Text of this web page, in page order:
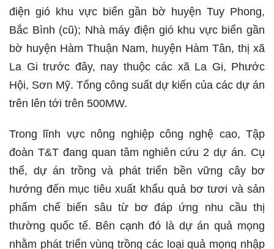
điện gió khu vực biển gần bờ huyện Tuy Phong,
Bắc Bình (cũ); Nhà máy điện gió khu vực biển gần
bờ huyện Hàm Thuận Nam, huyện Hàm Tân, thị xã
La Gi trước đây, nay thuộc các xã La Gi, Phước
Hội, Sơn Mỹ. Tổng công suất dự kiến của các dự án
trên lên tới trên 500MW.
Trong lĩnh vực nông nghiệp công nghệ cao, Tập
đoàn T&T đang quan tâm nghiên cứu 2 dự án. Cụ
thể, dự án trồng và phát triển bền vững cây bơ
hướng đến mục tiêu xuất khẩu quả bơ tươi và sản
phẩm chế biến sâu từ bơ đáp ứng nhu cầu thị
thường quốc tế. Bên cạnh đó là dự án quả mọng
nhằm phát triển vùng trồng các loại quả mọng nhập